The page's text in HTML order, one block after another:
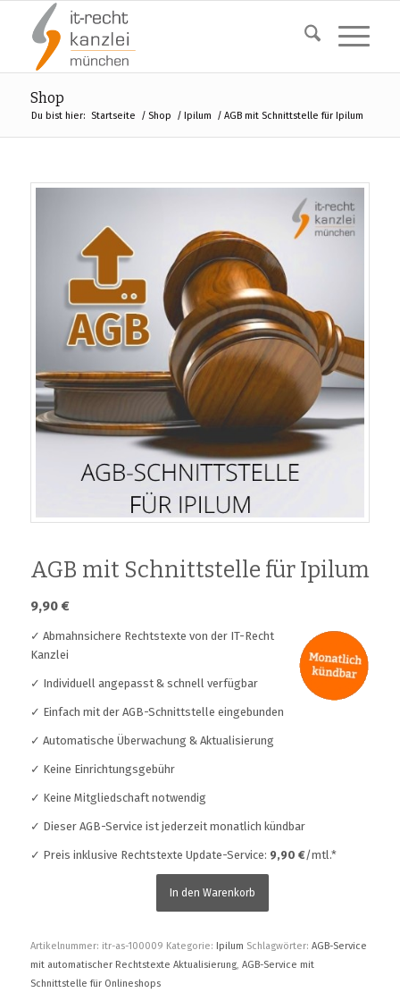
Shop
Du bist hier: Startseite / Shop / Ipilum / AGB mit Schnittstelle für Ipilum
AGB mit Schnittstelle für Ipilum
9,90 €
✓ Abmahnsichere Rechtstexte von der IT-Recht
Kanzlei
✓ Individuell angepasst & schnell verfügbar
✓ Einfach mit der AGB-Schnittstelle eingebunden
✓ Automatische Überwachung & Aktualisierung
✓ Keine Einrichtungsgebühr
✓ Keine Mitgliedschaft notwendig
✓ Dieser AGB-Service ist jederzeit monatlich kündbar
✓ Preis inklusive Rechtstexte Update-Service: 9,90 €/mtl.*
In den Warenkorb
Artikelnummer: itr-as-100009 Kategorie: Ipilum Schlagwörter: AGB-Service
mit automatischer Rechtstexte Aktualisierung, AGB-Service mit
Schnittstelle für Onlineshops